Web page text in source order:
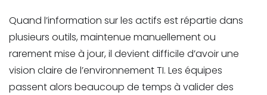
Quand l’information sur les actifs est répartie dans
plusieurs outils, maintenue manuellement ou
rarement mise à jour, il devient difficile d’avoir une
vision claire de l’environnement TI. Les équipes
passent alors beaucoup de temps à valider des